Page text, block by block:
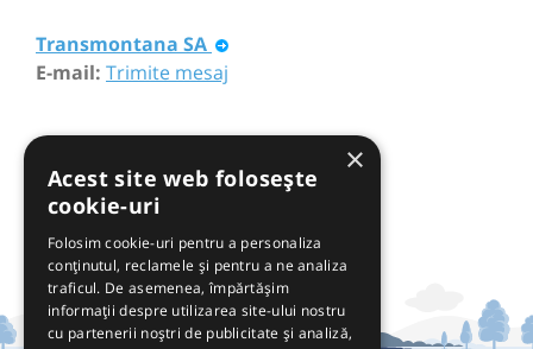
Transmontana SA
E-mail: Trimite mesaj
×
Acest site web folosește
cookie-uri
Folosim cookie-uri pentru a personaliza
conținutul, reclamele și pentru a ne analiza
traficul. De asemenea, împărtășim
informații despre utilizarea site-ului nostru
cu partenerii noștri de publicitate și analiză,